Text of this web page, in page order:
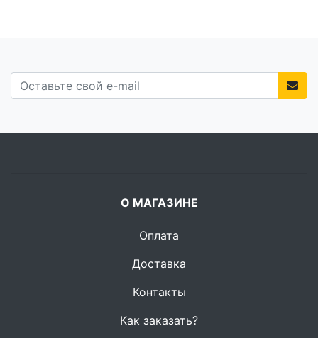
О МАГАЗИНЕ
Оплата
Доставка
Контакты
Как заказать?